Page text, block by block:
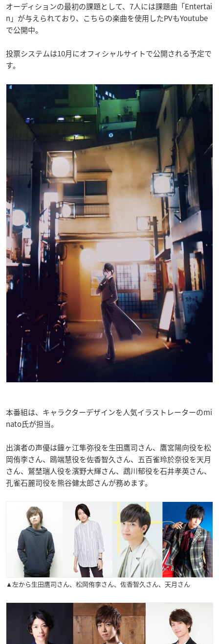
オーディションの最初の課題として、7人には課題曲「Entertai
n」が与えられており、こちらの楽曲を使用したPVもYoutube
で公開中。
投票システムは10月にオフィシャルサイトで公開される予定で
す。
本番組は、キャラクターデザインを人気イラストレーターのmi
nato氏が担当。
出演者の声優は鐘ヶ江隼弥役を生田鷹司さん、鷹宮陽向役を松
岡侑李さん、鴎端慧役を佐香智久さん、五百雀玲於奈役を天月
さん、鷲埜瑞人役を濱野大輝さん、鵡川郁役を石井孝英さん、
孔雀石麗司役を熊谷健太郎さんが務めます。
▲左から生田鷹司さん、松岡侑李さん、佐香智久さん、天月さん